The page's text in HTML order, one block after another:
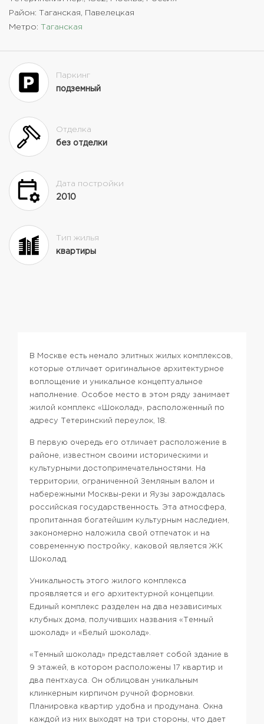
Район: Таганская, Павелецкая
Метро: Таганская
Паркинг
подземный
Отделка
без отделки
Дата постройки
2010
Тип жилья
квартиры
В Москве есть немало элитных жилых комплексов,
которые отличает оригинальное архитектурное
воплощение и уникальное концептуальное
наполнение. Особое место в этом ряду занимает
жилой комплекс «Шоколад», расположенный по
адресу Тетеринский переулок, 18.
В первую очередь его отличает расположение в
районе, известном своими историческими и
культурными достопримечательностями. На
территории, ограниченной Земляным валом и
набережными Москвы-реки и Яузы зарождалась
российская государственность. Эта атмосфера,
пропитанная богатейшим культурным наследием,
закономерно наложила свой отпечаток и на
современную постройку, каковой является ЖК
Шоколад.
Уникальность этого жилого комплекса
проявляется и его архитектурной концепции.
Единый комплекс разделен на два независимых
клубных дома, получивших названия «Темный
шоколад» и «Белый шоколад».
«Темный шоколад» представляет собой здание в
9 этажей, в котором расположены 17 квартир и
два пентхауса. Он облицован уникальным
клинкерным кирпичом ручной формовки.
Планировка квартир удобна и продумана. Окна
каждой из них выходят на три стороны, что дает